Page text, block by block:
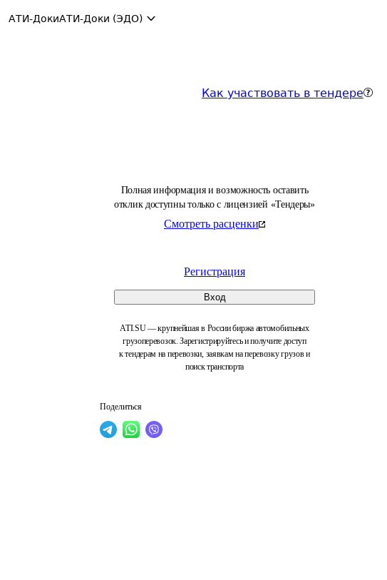
АТИ-ДокиАТИ-Доки (ЭДО)
Как участвовать в тендере
Полная информация и возможность оставить
отклик доступны только с лицензией «Тендеры»
Смотреть расценки
Регистрация
Вход
ATI.SU — крупнейшая в России биржа автомобильных
грузоперевозок. Зарегистрируйтесь и получите доступ
к тендерам на перевозки, заявкам на перевозку грузов и
поиск транспорта
Поделиться